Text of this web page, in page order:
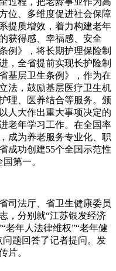
位、多维度促进社会保障
提质增效，着力构建老年
获得感、幸福感、安全
例》，将长期护理保险制
，全省提前实现长护险制
基层卫生条例》，作为在
法，鼓励基层医疗卫生机
理、医养结合等服务。颁
人大作出重大事项决定的
老年学习工作。在全国率
成为养老服务专业化、职
成功创建55个全国示范性
第一。
司法厅、省卫生健康委员
，分别就“江苏银发经济
老年人法律维权”“老年健
题回答了记者提问。发
片。